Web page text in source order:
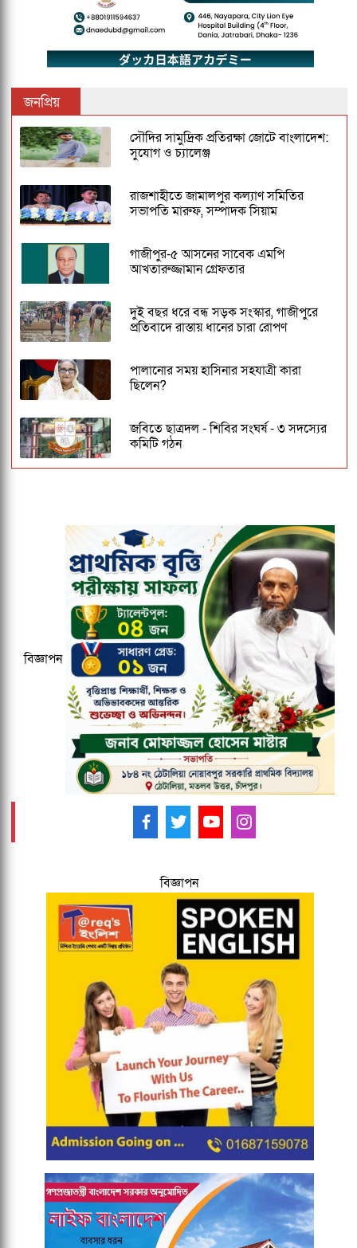
জনপ্রিয়
সৌদির সামুদ্রিক প্রতিরক্ষা জোটে বাংলাদেশ:
সুযোগ ও চ্যালেঞ্জ
রাজশাহীতে জামালপুর কল্যাণ সমিতির
সভাপতি মারুফ, সম্পাদক সিয়াম
গাজীপুর-৫ আসনের সাবেক এমপি
আখতারুজ্জামান গ্রেফতার
দুই বছর ধরে বন্ধ সড়ক সংস্কার, গাজীপুরে
প্রতিবাদে রাস্তায় ধানের চারা রোপণ
পালানোর সময় হাসিনার সহযাত্রী কারা
ছিলেন?
জবিতে ছাত্রদল - শিবির সংঘর্ষ - ৩ সদস্যের
কমিটি গঠন
জকসু ভিপি ও জিএসকে ক্যাম্পাসছাড়া করল
ছাত্রদল
বাংলাদেশ জনরাষ্ট্র আন্দোলন নামে নতুন
রাজনৈতিক দলের আত্মপ্রকাশ
মাউশিতে আসছে নতুন ডিজি
বিজ্ঞাপন
বিজ্ঞাপন